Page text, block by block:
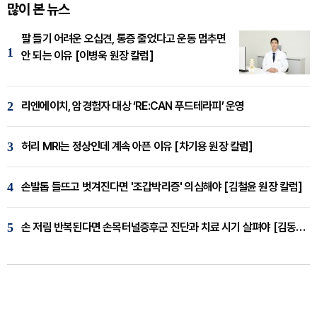
많이 본 뉴스
1
팔 들기 어려운 오십견, 통증 줄었다고 운동 멈추면
안 되는 이유 [이병욱 원장 칼럼]
2 리엔에이치, 암경험자 대상 ‘RE:CAN 푸드테라피’ 운영
3 허리 MRI는 정상인데 계속 아픈 이유 [차기용 원장 칼럼]
4 손발톱 들뜨고 벗겨진다면 '조갑박리증' 의심해야 [김철윤 원장 칼럼]
5 손 저림 반복된다면 손목터널증후군 진단과 치료 시기 살펴야 [김동현 원장 칼럼]